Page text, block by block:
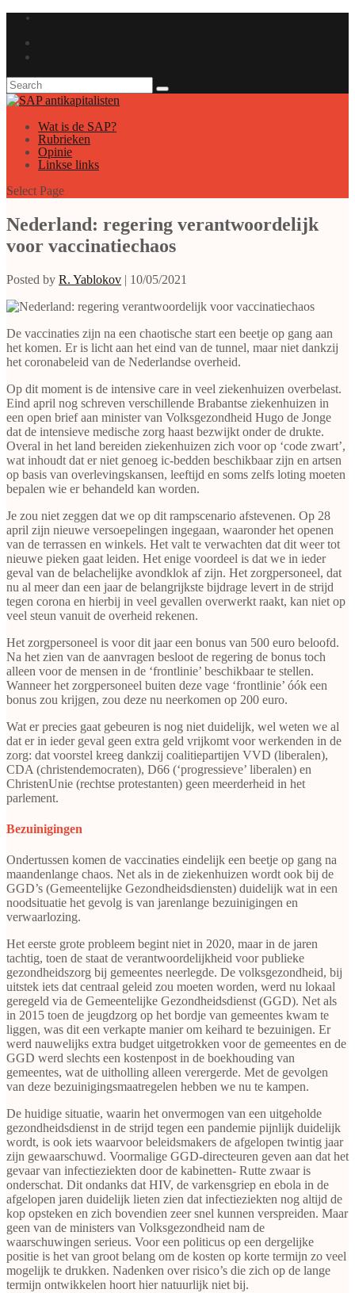
Wat is de SAP?
Rubrieken
Opinie
Linkse links
Select Page
Nederland: regering verantwoordelijk
voor vaccinatiechaos
Posted by R. Yablokov | 10/05/2021
De vaccinaties zijn na een chaotische start een beetje op gang aan
het komen. Er is licht aan het eind van de tunnel, maar niet dankzij
het coronabeleid van de Nederlandse overheid.
Op dit moment is de intensive care in veel ziekenhuizen overbelast.
Eind april nog schreven verschillende Brabantse ziekenhuizen in
een open brief aan minister van Volksgezondheid Hugo de Jonge
dat de intensieve medische zorg haast bezwijkt onder de drukte.
Overal in het land bereiden ziekenhuizen zich voor op ‘code zwart’,
wat inhoudt dat er niet genoeg ic-bedden beschikbaar zijn en artsen
op basis van overlevingskansen, leeftijd en soms zelfs loting moeten
bepalen wie er behandeld kan worden.
Je zou niet zeggen dat we op dit rampscenario afstevenen. Op 28
april zijn nieuwe versoepelingen ingegaan, waaronder het openen
van de terrassen en winkels. Het valt te verwachten dat dit weer tot
nieuwe pieken gaat leiden. Het enige voordeel is dat we in ieder
geval van de belachelijke avondklok af zijn. Het zorgpersoneel, dat
nu al meer dan een jaar de belangrijkste bijdrage levert in de strijd
tegen corona en hierbij in veel gevallen overwerkt raakt, kan niet op
veel steun vanuit de overheid rekenen.
Het zorgpersoneel is voor dit jaar een bonus van 500 euro beloofd.
Na het zien van de aanvragen besloot de regering de bonus toch
alleen voor de mensen in de ‘frontlinie’ beschikbaar te stellen.
Wanneer het zorgpersoneel buiten deze vage ‘frontlinie’ óók een
bonus zou krijgen, zou deze nu neerkomen op 200 euro.
Wat er precies gaat gebeuren is nog niet duidelijk, wel weten we al
dat er in ieder geval geen extra geld vrijkomt voor werkenden in de
zorg: dat voorstel kreeg dankzij coalitiepartijen VVD (liberalen),
CDA (christendemocraten), D66 (‘progressieve’ liberalen) en
ChristenUnie (rechtse protestanten) geen meerderheid in het
parlement.
Bezuinigingen
Ondertussen komen de vaccinaties eindelijk een beetje op gang na
maandenlange chaos. Net als in de ziekenhuizen wordt ook bij de
GGD’s (Gemeentelijke Gezondheidsdiensten) duidelijk wat in een
noodsituatie het gevolg is van jarenlange bezuinigingen en
verwaarlozing.
Het eerste grote probleem begint niet in 2020, maar in de jaren
tachtig, toen de staat de verantwoordelijkheid voor publieke
gezondheidszorg bij gemeentes neerlegde. De volksgezondheid, bij
uitstek iets dat centraal geleid zou moeten worden, werd nu lokaal
geregeld via de Gemeentelijke Gezondheidsdienst (GGD). Net als
in 2015 toen de jeugdzorg op het bordje van gemeentes kwam te
liggen, was dit een verkapte manier om keihard te bezuinigen. Er
werd nauwelijks extra budget uitgetrokken voor de gemeentes en de
GGD werd slechts een kostenpost in de boekhouding van
gemeentes, wat de uitholling alleen verergerde. Met de gevolgen
van deze bezuinigingsmaatregelen hebben we nu te kampen.
De huidige situatie, waarin het onvermogen van een uitgeholde
gezondheidsdienst in de strijd tegen een pandemie pijnlijk duidelijk
wordt, is ook iets waarvoor beleidsmakers de afgelopen twintig jaar
zijn gewaarschuwd. Voormalige GGD-directeuren geven aan dat het
gevaar van infectieziekten door de kabinetten- Rutte zwaar is
onderschat. Dit ondanks dat HIV, de varkensgriep en ebola in de
afgelopen jaren duidelijk lieten zien dat infectieziekten nog altijd de
kop opsteken en zich bovendien zeer snel kunnen verspreiden. Maar
geen van de ministers van Volksgezondheid nam de
waarschuwingen serieus. Voor een politicus op een dergelijke
positie is het van groot belang om de kosten op korte termijn zo veel
mogelijk te drukken. Nadenken over risico’s die zich op de lange
termijn ontwikkelen hoort hier natuurlijk niet bij.